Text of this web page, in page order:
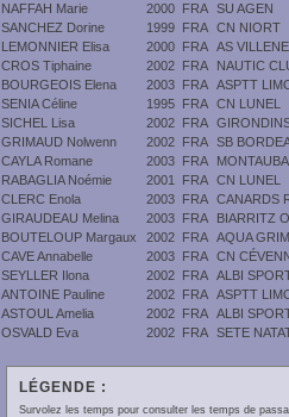
NAFFAH Marie 2000 FRA SU AGEN
SANCHEZ Dorine 1999 FRA CN NIORT
LEMONNIER Elisa 2000 FRA AS
CROS Tiphaine 2002 FRA
NAUTIC
BOURGEOIS Elena 2003 FRA ASPTT
SENIA Céline 1995 FRA CN LUNEL
SICHEL Lisa 2002 FRA
GRIMAUD Nolwenn 2002 FRA SB
CAYLA Romane 2003 FRA
RABAGLIA Noémie 2001 FRA CN LUNEL
CLERC Enola 2003 FRA CANARDS
GIRAUDEAU Melina 2003 FRA
BIARRITZ
BOUTELOUP Margaux 2002 FRA AQUA
CAVE Annabelle 2003 FRA CN
SEYLLER Ilona 2002 FRA ALBI
ANTOINE Pauline 2002 FRA ASPTT
ASTOUL Amelia 2002 FRA ALBI
OSVALD Eva 2002 FRA SETE
LÉGENDE :
Survolez les temps pour consulter les temps de